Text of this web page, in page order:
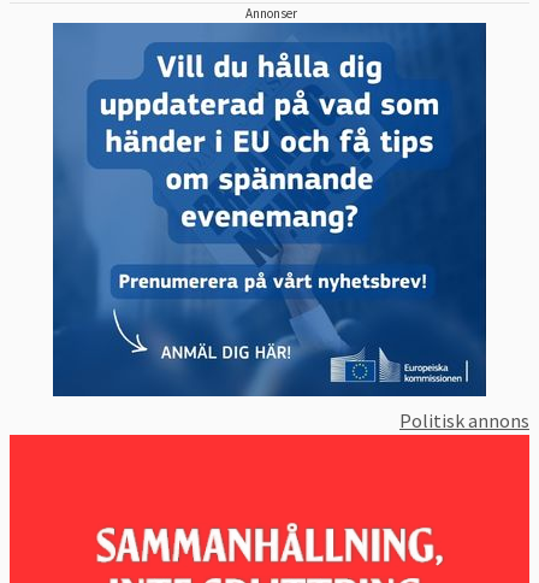
21 april 2015Sverige förlorade
Momsbefrielse för offentligt postväsende
4 december 2014Sverige förlorade
Löpande vite på 4 000 euro för varje dag
som dröjer innan Sverige genomfört EU-
domen från 29 mars 2012 om
reningsanläggningar
30 maj 2013Ogilltförklarad.
datalagringsdirektivet i tidSverige
förlorade fick böta: tre miljoner euro. Men
året därpå ogilltförklarade samma domstol
hela datalagringsdirektivet och Sverige fick
25 april 2013Sverige vann Tolkning av
momsdirektivet
Annonser
Politisk annons